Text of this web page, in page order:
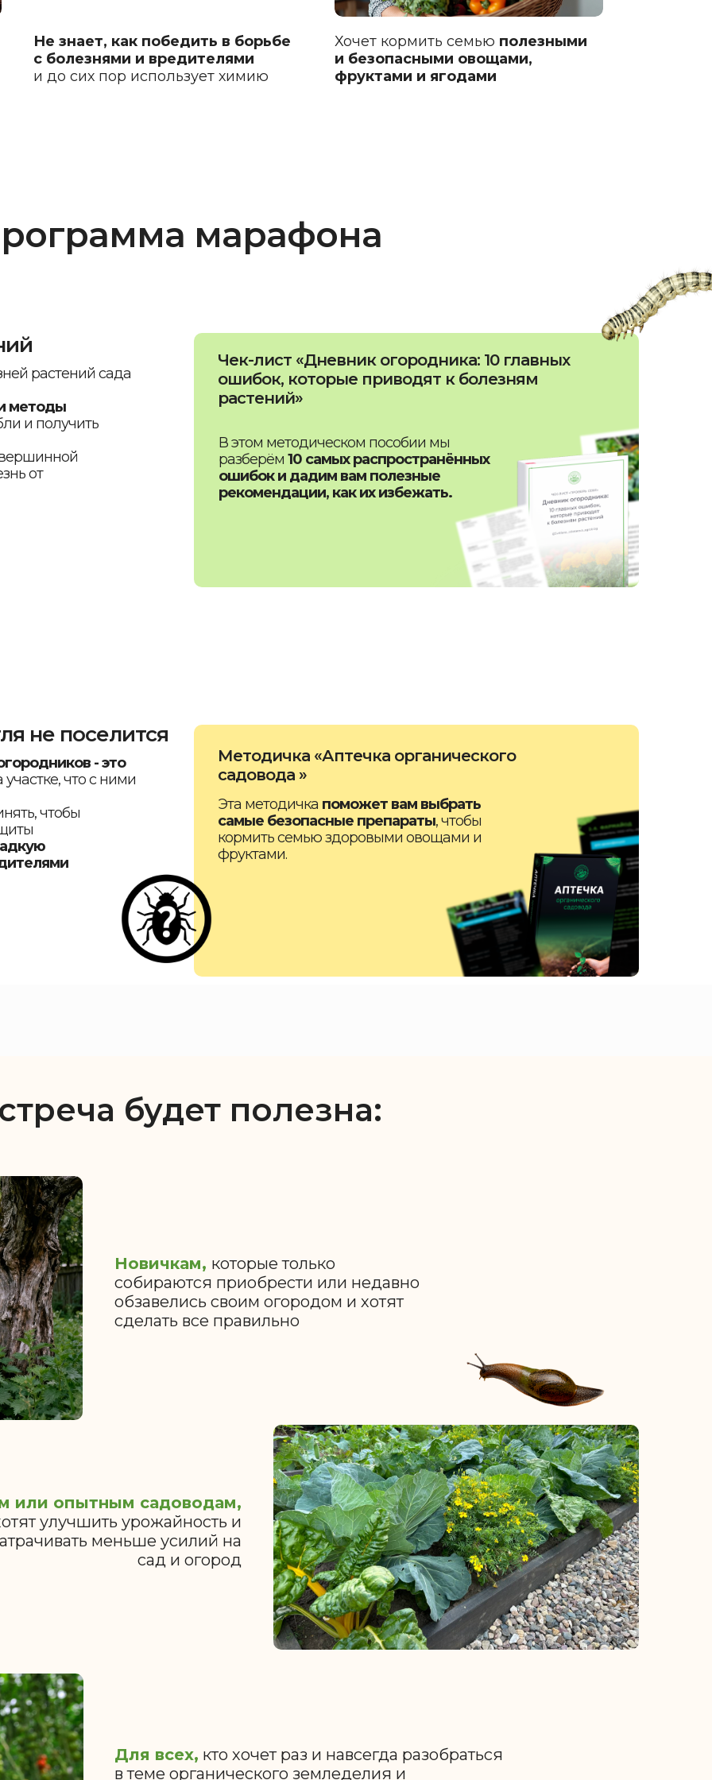
Не знает, как победить в борьбе
с болезнями и вредителями
и до сих пор использует химию
Хочет кормить семью полезными
и безопасными овощами,
фруктами и ягодами
марафона
растений сада
методы
и получить
вершинной
от
Чек-лист «Дневник огородника: 10 главных
ошибок, которые приводят к болезням
растений»
В этом методическом пособии мы
разберём 10 самых распространённых
ошибок и дадим вам полезные
рекомендации, как их избежать.
не поселится
- это
что с ними
чтобы
Методичка «Аптечка органического
садовода »
Эта методичка поможет вам выбрать
самые безопасные препараты, чтобы
кормить семью здоровыми овощами и
фруктами.
будет полезна:
Новичкам, которые только
собираются приобрести или недавно
обзавелись своим огородом и хотят
сделать все правильно
Для всех, кто хочет раз и навсегда разобраться
в теме органического земледелия и
или опытным садоводам,
улучшить урожайность и
меньше усилий на
сад и огород